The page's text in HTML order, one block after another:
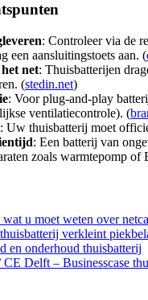
: Controleer via de
een aansluitingstoets aan. (
net: Thuisbatterijen
(stedin.net)
: Voor plug‑and‑play
ventilatiecontrole). (
: Uw thuisbatterij moet
: Een batterij van
zoals warmtepomp
u moet weten over
verkleint
en onderhoud thuisbatterij
Delft – Businesscase